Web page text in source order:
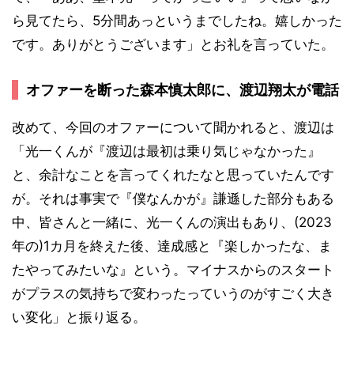
ら見てたら、5分間あっというまでしたね。嬉しかった
です。ありがとうございます」とお礼を言っていた。
オファーを断った森本慎太郎に、渡辺翔太が電話
改めて、今回のオファーについて聞かれると、渡辺は
「光一くんが『渡辺は最初は乗り気じゃなかった』
と、余計なことを言ってくれたなと思っていたんです
が。それは事実で『僕なんかが』謙遜した部分もある
中、皆さんと一緒に、光一くんの演出もあり、(2023
年の)1カ月を終えた後、達成感と『楽しかったな、ま
たやってみたいな』という。マイナスからのスタート
がプラスの気持ちで変わったっていうのがすごく大き
い変化」と振り返る。